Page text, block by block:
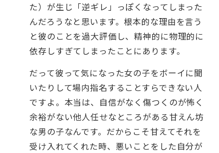
た）が生じ「逆ギレ」っぽくなってしまった
んだろうなと思います。根本的な理由を言う
と彼のことを過大評価し、精神的に物理的に
依存しすぎてしまったことにあります。
だって彼って気になった女の子をボーイに聞
いたりして場内指名することすらできない人
ですよ。本当は、自信がなく傷つくのが怖く
余裕がない他人任せなところがある甘えん坊
な男の子なんです。だからこそ甘えてそれを
受け入れてくれた時、悪いことをした自分が